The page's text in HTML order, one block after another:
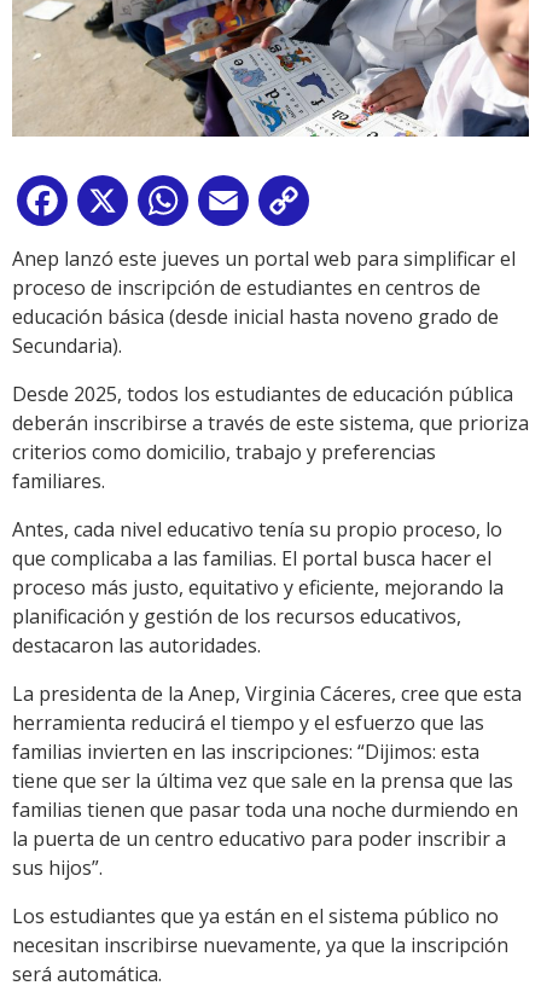
Facebook
X WhatsApp
Email
Link
Anep lanzó este jueves un portal web para simplificar el
proceso de inscripción de estudiantes en centros de
educación básica (desde inicial hasta noveno grado de
Secundaria).
Desde 2025, todos los estudiantes de educación pública
deberán inscribirse a través de este sistema, que prioriza
criterios como domicilio, trabajo y preferencias
familiares.
Antes, cada nivel educativo tenía su propio proceso, lo
que complicaba a las familias. El portal busca hacer el
proceso más justo, equitativo y eficiente, mejorando la
planificación y gestión de los recursos educativos,
destacaron las autoridades.
La presidenta de la Anep, Virginia Cáceres, cree que esta
herramienta reducirá el tiempo y el esfuerzo que las
familias invierten en las inscripciones: “Dijimos: esta
tiene que ser la última vez que sale en la prensa que las
familias tienen que pasar toda una noche durmiendo en
la puerta de un centro educativo para poder inscribir a
sus hijos”.
Los estudiantes que ya están en el sistema público no
necesitan inscribirse nuevamente, ya que la inscripción
será automática.